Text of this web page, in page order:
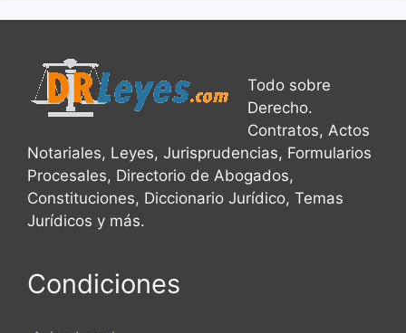
Todo sobre
Derecho.
Contratos, Actos
Notariales, Leyes, Jurisprudencias, Formularios
Procesales, Directorio de Abogados,
Constituciones, Diccionario Jurídico, Temas
Jurídicos y más.
Condiciones